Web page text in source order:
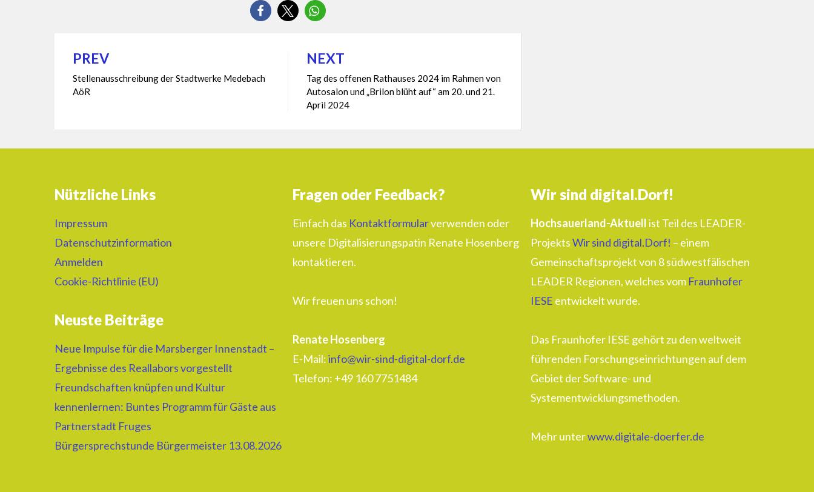
Beitragsnavigation
PREV
Stellenausschreibung der Stadtwerke Medebach
AöR
NEXT
Tag des offenen Rathauses 2024 im Rahmen von
Autosalon und „Brilon blüht auf“ am 20. und 21.
April 2024
Nützliche Links
Impressum
Datenschutzinformation
Anmelden
Cookie-Richtlinie (EU)
Neuste Beiträge
Neue Impulse für die Marsberger Innenstadt –
Ergebnisse des Reallabors vorgestellt
Freundschaften knüpfen und Kultur
kennenlernen: Buntes Programm für Gäste aus
Partnerstadt Fruges
Bürgersprechstunde Bürgermeister 13.08.2026
Fragen oder Feedback?
Einfach das Kontaktformularverwenden oder
unsere Digitalisierungspatin Renate Hosenberg
kontaktieren.
Wir freuen uns schon!
Renate Hosenberg
E-Mail:info@wir-sind-digital-dorf.de
Telefon: ‭+49 160 7751484‬
Wir sind digital.Dorf!
Hochsauerland-Aktuellist Teil des LEADER-
ProjektsWir sind digital.Dorf! – einem
Gemeinschaftsprojekt von 8 südwestfälischen
LEADER Regionen, welches vom Fraunhofer
IESE entwickelt wurde.
Das Fraunhofer IESE gehört zu den weltweit
führenden Forschungseinrichtungen auf dem
Gebiet der Software- und
Systementwicklungsmethoden.
Mehr unterwww.digitale-doerfer.de